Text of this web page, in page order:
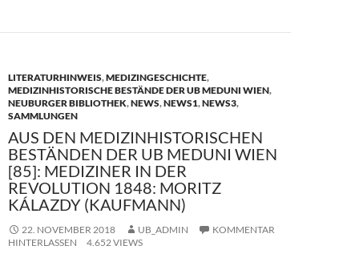
LITERATURHINWEIS,MEDIZINGESCHICHTE,
MEDIZINHISTORISCHE BESTÄNDE DER UB MEDUNI WIEN,
NEUBURGER BIBLIOTHEK,NEWS,NEWS1,NEWS3,
SAMMLUNGEN
AUS DEN MEDIZINHISTORISCHEN
BESTÄNDEN DER UB MEDUNI WIEN
[85]: MEDIZINER IN DER
REVOLUTION 1848: MORITZ
KÁLAZDY (KAUFMANN)
22. NOVEMBER 2018 UB_ADMIN
KOMMENTAR
HINTERLASSEN
4.652 VIEWS